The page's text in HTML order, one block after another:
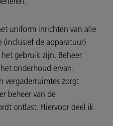
uniform inrichten van alle
(inclusief de apparatuur)
gebruik zijn. Beheer
onderhoud ervan.
vergaderruimtes zorgt
beheer van de
ontlast. Hiervoor deel ik